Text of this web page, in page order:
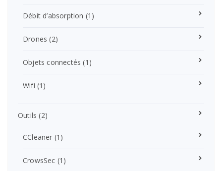
Débit d’absorption (1)
Drones (2)
Objets connectés (1)
Wifi (1)
Outils (2)
CCleaner (1)
CrowsSec (1)